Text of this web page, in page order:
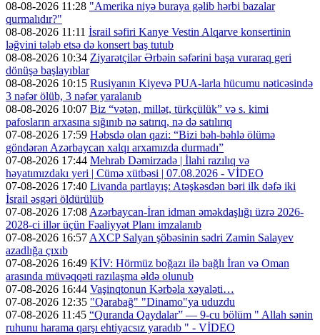
08-08-2026 11:28 "Amerika niyə buraya gəlib hərbi bazalar
qurmalıdır?"
08-08-2026 11:11 İsrail səfiri Kanye Vestin Alqarve konsertinin
ləğvini tələb etsə də konsert baş tutub
08-08-2026 10:34 Ziyarətçilər Ərbəin səfərini başa vuraraq geri
dönüşə başlayıblar
08-08-2026 10:15 Rusiyanın Kiyevə PUA-larla hücumu nəticəsində
3 nəfər ölüb, 3 nəfər yaralanıb
08-08-2026 10:07 Biz “vətən, millət, türkçülük” və s. kimi
pafosların arxasına sığınıb nə satırıq, nə də satılırıq
07-08-2026 17:59 Həbsdə olan qazi: “Bizi bəh-bəhlə ölümə
göndərən Azərbaycan xalqı arxamızda durmadı”
07-08-2026 17:44 Mehrab Dəmirzadə | İlahi razılıq və
həyatımızdakı yeri | Cümə xütbəsi | 07.08.2026 - VİDEO
07-08-2026 17:40 Livanda partlayış: Atəşkəsdən bəri ilk dəfə iki
İsrail əsgəri öldürülüb
07-08-2026 17:08 Azərbaycan-İran idman əməkdaşlığı üzrə 2026-
2028-ci illər üçün Fəaliyyət Planı imzalanıb
07-08-2026 16:57 AXCP Salyan şöbəsinin sədri Zamin Salayev
azadlığa çıxıb
07-08-2026 16:49 KİV: Hörmüz boğazı ilə bağlı İran və Oman
arasında müvəqqəti razılaşma əldə olunub
07-08-2026 16:44 Vaşinqtonun Kərbəla xəyaləti…
07-08-2026 12:35 "Qarabağ" "Dinamo"ya uduzdu
07-08-2026 11:45 “Quranda Qaydalar” — 9-cu bölüm " Allah sənin
ruhunu harama qarşı ehtiyacsız yaradıb " - VİDEO